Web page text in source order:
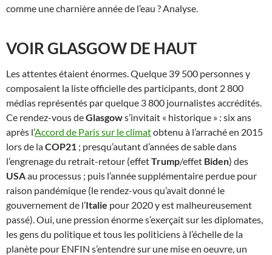
comme une charnière année de l’eau ? Analyse.
VOIR GLASGOW DE HAUT
Les attentes étaient énormes. Quelque 39 500 personnes y
composaient la liste officielle des participants, dont 2 800
médias représentés par quelque 3 800 journalistes accrédités.
Ce rendez-vous deGlasgows’invitait « historique » : six ans
après l’Accord de Paris sur le climatobtenu à l’arraché en 2015
lors de laCOP21 ; presqu’autant d’années de sable dans
l’engrenage du retrait-retour (effetTrump/effet Biden) des
USAau processus ; puis l’année supplémentaire perdue pour
raison pandémique (le rendez-vous qu’avait donné le
gouvernement de l’Italie pour 2020 y est malheureusement
passé). Oui, une pression énorme s’exerçait sur les diplomates,
les gens du politique et tous les politiciens à l’échelle de la
planète pour ENFIN s’entendre sur une mise en oeuvre, un